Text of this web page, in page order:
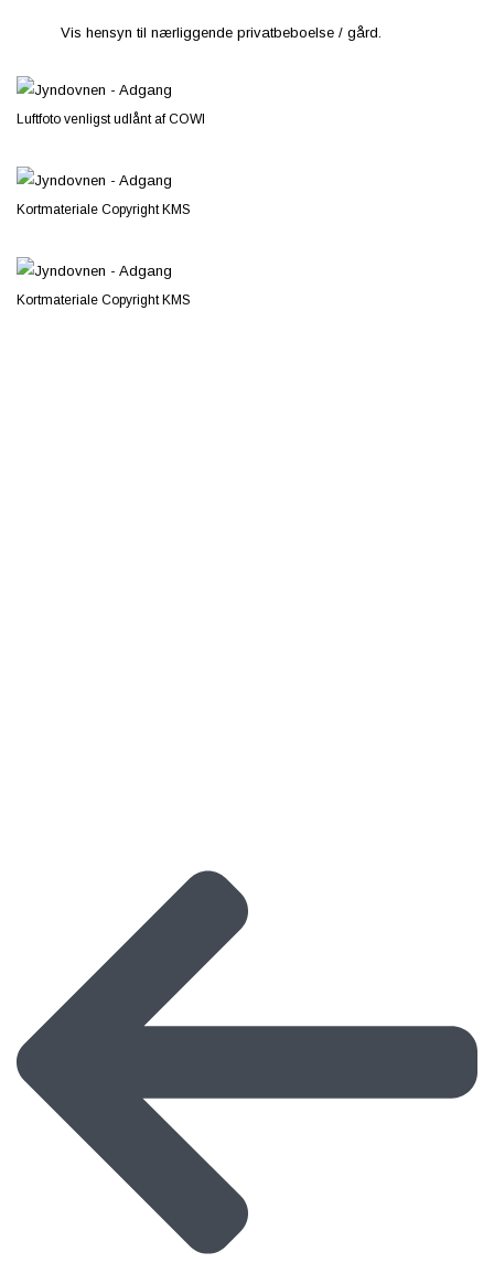
Vis hensyn til nærliggende privatbeboelse / gård.
Luftfoto venligst udlånt af COWI
Kortmateriale Copyright KMS
Kortmateriale Copyright KMS